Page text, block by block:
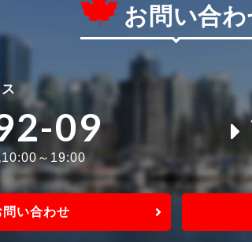
お問い合わ
09
～19:00
問い合わせ